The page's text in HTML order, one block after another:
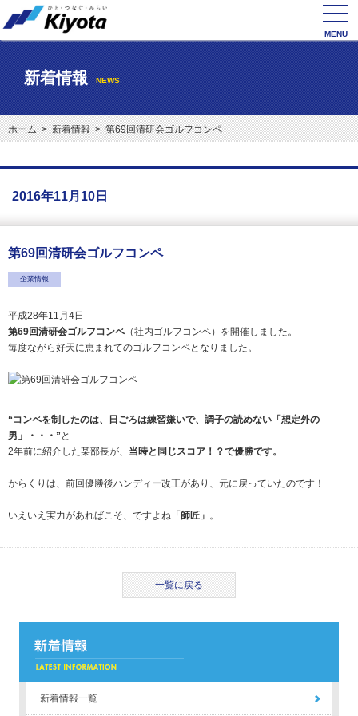
新着情報 NEWS
ホーム>新着情報> 第69回清研会ゴルフコンペ
2016年11月10日
第69回清研会ゴルフコンペ
企業情報
平成28年11月4日
第69回清研会ゴルフコンペ（社内ゴルフコンペ）を開催しました。
毎度ながら好天に恵まれてのゴルフコンペとなりました。
“コンペを制したのは、日ごろは練習嫌いで、調子の読めない「想定外の
男」・・・” と
2年前に紹介した某部長が、 当時と同じスコア！？で優勝です。
からくりは、前回優勝後ハンディー改正があり、元に戻っていたのです！
いえいえ実力があればこそ、ですよね 「師匠」 。
一覧に戻る
新着情報一覧